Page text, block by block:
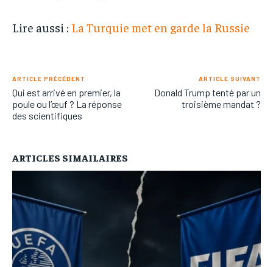
Lire aussi : La Turquie met en garde la Russie
ARTICLE PRÉCÉDENT
Qui est arrivé en premier, la
poule ou l’œuf ? La réponse
des scientifiques
ARTICLE SUIVANT
Donald Trump tenté par un
troisième mandat ?
ARTICLES SIMAILAIRES